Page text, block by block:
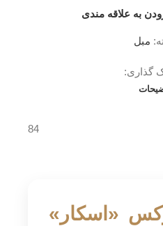
به علاقه مندی
مبل
گذاری:
84
«اسکار»